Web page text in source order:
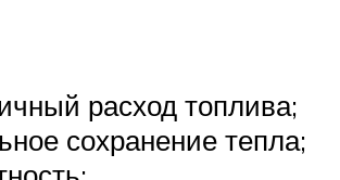
расход топлива;
сохранение тепла;